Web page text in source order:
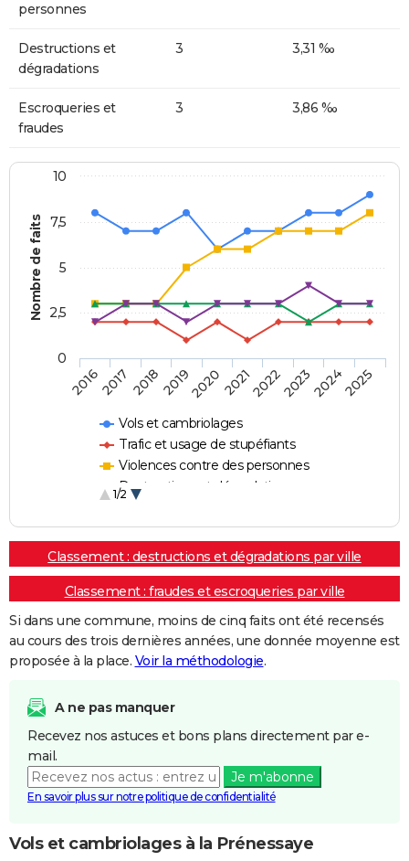
personnes
Destructions et
dégradations
3 3,31 ‰
Escroqueries et
fraudes
3 3,86 ‰
Nombre de faits
Vols et cambriolages
Trafic et usage de stupéfiants
Violences contre des personnes
Destructions et dégradations
1/2
20162017 20182019202020212022202320242025
0
2,5
5
7,5
10
Classement : destructions et dégradations par ville
Classement : fraudes et escroqueries par ville
Si dans une commune, moins de cinq faits ont été recensés
au cours des trois dernières années, une donnée moyenne est
proposée à la place. Voir la méthodologie.
A ne pas manquer
Recevez nos astuces et bons plans directement par e-
mail.
Je m'abonne
En savoir plus sur notre politique de confidentialité
Vols et cambriolages à la Prénessaye